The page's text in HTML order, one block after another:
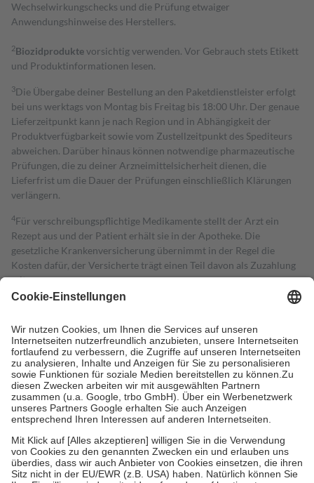
Wechselwirkungschecks und die Prüfung etwaiger
Anwendungshinweise des Herstellers.
2Biozidproduktevorsichtig verwenden. Vor Gebrauch stets Etikett
und Produktinformationen lesen.
3Die Übergabe deiner Bestellung an den Paketdienstleister erfolgt
bei uns werktags von Montag bis Freitag bis 18:00 Uhr. Der genaue
Lieferzeitpunkt kann je nach Region und in Abhängigkeit der
Produktverfügbarkeit sowie vom Zustellzeitpunkt des Spediteurs
abweichen. Darüber hinaus können notwendige pharmazeutische
Prüfungen, die zu deiner Arzneimittelsicherheit dienen, die
Lieferfrist um die Dauer der Prüfungen einschließlich Klärungen
verlängern.
4Für verschreibungspflichtige Medikamente stellt der Arzt ein
Rezept aus und der Patient erhält sie in der Apotheke. Die
gesetzliche Krankenversicherung übernimmt in der Regel die
Kosten dafür, der Versicherte trägt einen Teil davon als Zuzahlung
mit.
Grundsätzlich leisten Mitglieder Zuzahlungen in Höhe von zehn
höchstens zehn Euro.
Es sind jedoch nie mehr als die tatsächlichen
Kosten der Leistung zu entrichten.
Diese Regeln gelten grundsätzlich auch für Online-Apotheken.
Bei Heilmitteln und häuslicher Krankenpflege beträgt die
Zuzahlung zehn Prozent der Kosten sowie zehn Euro je
Verordnung.
Um das Engagement der Versicherten für ihre eigene Gesundheit zu
stärken und die besondere Stellung der Familie zu unterstützen,
fallenkeine Zuzahlungenan bei:
• Kindern und Jugendlichen bis zum vollendeten 18. Lebensjahr
mit Ausnahme der Fahrkosten